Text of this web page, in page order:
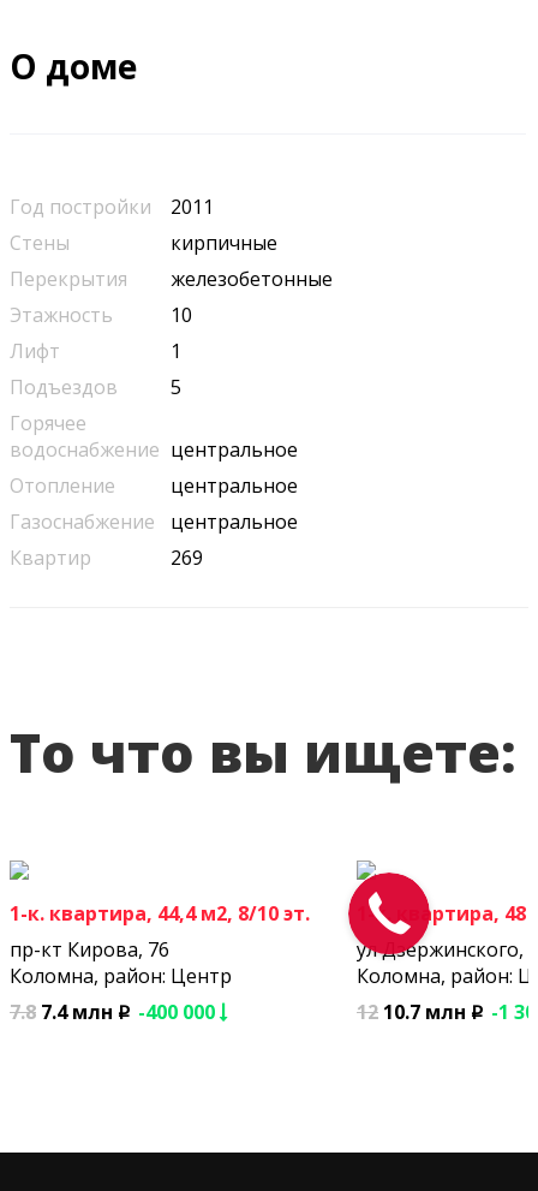
О доме
Год постройки
2011
Стены
кирпичные
Перекрытия
железобетонные
Этажность
10
Лифт
1
Подъездов
5
Горячее
водоснабжение центральное
Отопление
центральное
Газоснабжение
центральное
Квартир
269
То что вы ищете:
1-к. квартира, 44,4 м2, 8/10 эт.
пр-кт Кирова, 76
Коломна, район: Центр
7.8 7.4 млн p -400 000
1-к. квартира, 48
ул Дзержинского,
Коломна, район:
12 10.7 млн p -1